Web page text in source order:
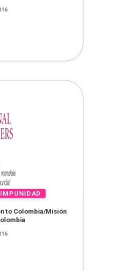
to Colombia/Misión